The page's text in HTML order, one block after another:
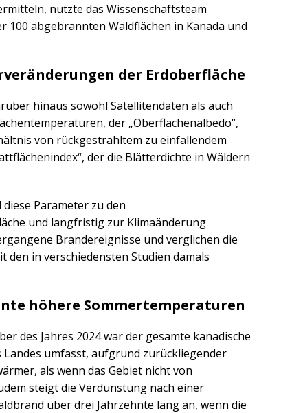
nutzte das Wissenschaftsteam
abgebrannten Waldflächen in Kanada und
der Erdoberfläche
hinaus sowohl Satellitendaten als auch
der „Oberflächenalbedo“,
von rückgestrahltem zu einfallendem
der die Blätterdichte in Wäldern
diese Parameter zu den
und langfristig zur Klimaänderung
Brandereignisse und verglichen die
in verschiedensten Studien damals
höhere Sommertemperaturen
des Jahres 2024 war der gesamte kanadische
umfasst, aufgrund zurückliegender
als wenn das Gebiet nicht von
steigt die Verdunstung nach einer
über drei Jahrzehnte lang an, wenn die